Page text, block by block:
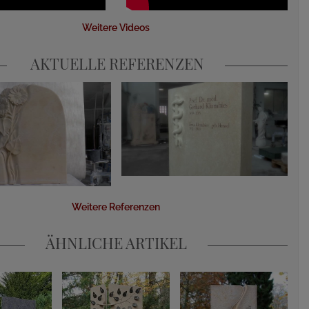
Weitere Videos
AKTUELLE REFERENZEN
Weitere Referenzen
ÄHNLICHE ARTIKEL